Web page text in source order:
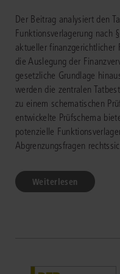
Der Beitrag analysiert den
Funktionsverlagerung nach
aktueller finanzgerichtlicher
die Auslegung der
gesetzliche Grundlage
werden die zentralen
zu einem schematischen
entwickelte Prüfschema
potenzielle
Abgrenzungsfragen
Weiterlesen